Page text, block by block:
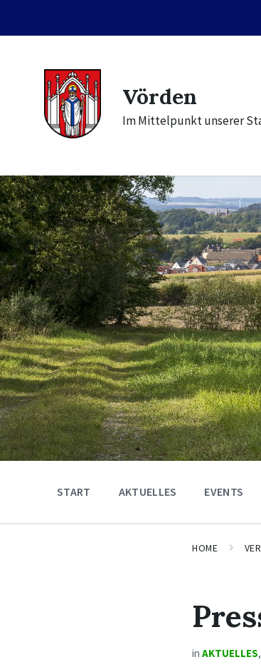
content
main
footer
Vörden
Im Mittelpunkt unserer
START AKTUELLES EVENTS
HOME
inAKTUELLES,